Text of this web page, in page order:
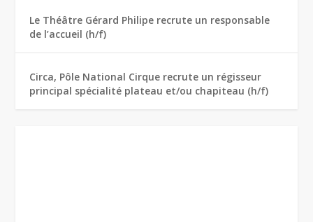
Le Théâtre Gérard Philipe recrute un responsable
de l’accueil (h/f)
Circa, Pôle National Cirque recrute un régisseur
principal spécialité plateau et/ou chapiteau (h/f)